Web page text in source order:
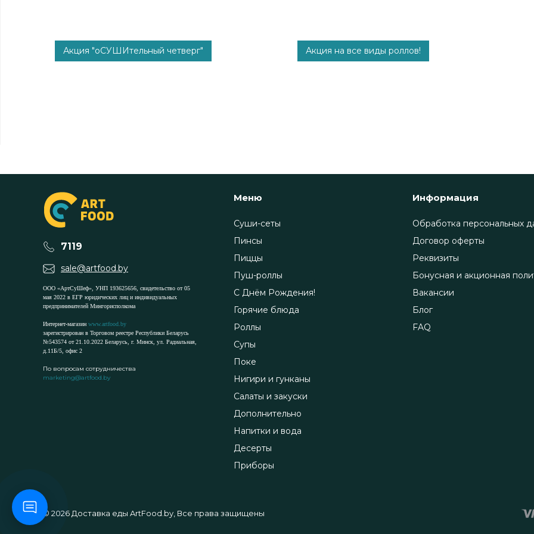
Акция "оСУШИтельный четверг" Акция на все виды роллов!
7119
sale@artfood.by
ООО «АртСуШеф», УНП 193625656, свидетельство от 05
мая 2022 в ЕГР юридических лиц и индивидуальных
предпринимателей Мингорисполкома
Интернет-магазин www.artfood.by
зарегистрирован в Торговом реестре Республики Беларусь
№543574 от 21.10.2022 Беларусь, г. Минск, ул. Радиальная,
д.11Б/5, офис 2
По вопросам сотрудничества
marketing@artfood.by
Меню
Суши-сеты
Пинсы
Пиццы
Пуш-роллы
С Днём Рождения!
Горячие блюда
Роллы
Супы
Поке
Нигири и гунканы
Салаты и закуски
Дополнительно
Напитки и вода
Десерты
Приборы
Информация
Обработка персональных
Договор оферты
Реквизиты
Бонусная и акционная
Вакансии
Блог
FAQ
© 2026 Доставка еды ArtFood.by, Все права защищены